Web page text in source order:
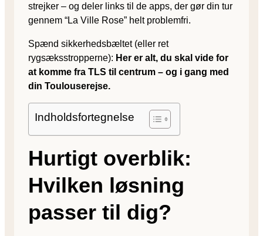
strejker – og deler links til de apps, der gør din tur
gennem “La Ville Rose” helt problemfri.
Spænd sikkerhedsbæltet (eller ret
rygsæksstropperne): Her er alt, du skal vide for
at komme fra TLS til centrum – og i gang med
din Toulouserejse.
Indholdsfortegnelse
Hurtigt overblik:
Hvilken løsning
passer til dig?